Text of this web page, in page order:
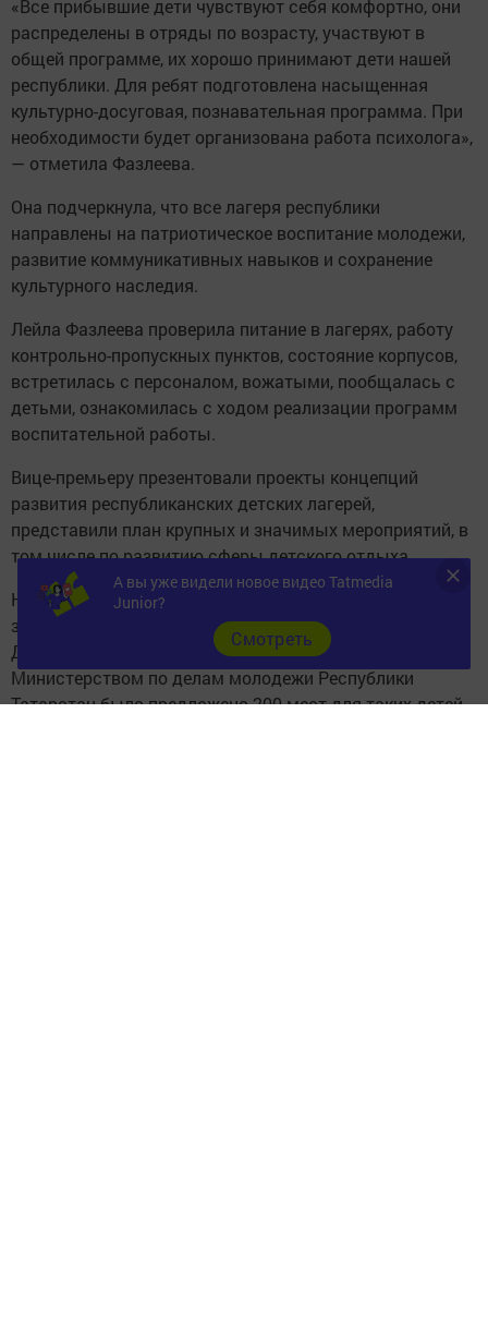
«Все прибывшие дети чувствуют себя комфортно, они
распределены в отряды по возрасту, участвуют в
общей программе, их хорошо принимают дети нашей
республики. Для ребят подготовлена насыщенная
культурно-досуговая, познавательная программа. При
необходимости будет организована работа психолога»,
— отметила Фазлеева.
Она подчеркнула, что все лагеря республики
направлены на патриотическое воспитание молодежи,
развитие коммуникативных навыков и сохранение
культурного наследия.
Лейла Фазлеева проверила питание в лагерях, работу
контрольно-пропускных пунктов, состояние корпусов,
встретилась с персоналом, вожатыми, пообщалась с
детьми, ознакомилась с ходом реализации программ
воспитательной работы.
Вице-премьеру презентовали проекты концепций
развития республиканских детских лагерей,
представили план крупных и значимых мероприятий, в
том числе по развитию сферы детского отдыха.
Напомним, в апреле в Татарстане стартовал прием
заявок от семей вынужденных переселенцев из
Донбасса на отдых детей в летних лагерях республики.
Министерством по делам молодежи Республики
Татарстан было предложено 200 мест для таких детей.
А вы уже видели новое видео Tatmedia
Junior?
Cмотреть